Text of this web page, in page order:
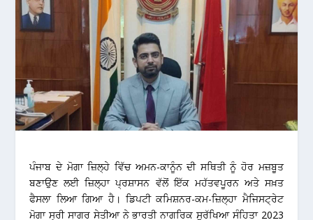
ਪੰਜਾਬ ਦੇ ਮੋਗਾ ਜ਼ਿਲ੍ਹੇ ਵਿੱਚ ਅਮਨ-ਕਾਨੂੰਨ ਦੀ ਸਥਿਤੀ ਨੂੰ ਹੋਰ ਮਜ਼ਬੂਤ
ਬਣਾਉਣ ਲਈ ਜ਼ਿਲ੍ਹਾ ਪ੍ਰਸ਼ਾਸਨ ਵੱਲੋਂ ਇੱਕ ਮਹੱਤਵਪੂਰਨ ਅਤੇ ਸਖ਼ਤ
ਫੈਸਲਾ ਲਿਆ ਗਿਆ ਹੈ। ਡਿਪਟੀ ਕਮਿਸ਼ਨਰ-ਕਮ-ਜ਼ਿਲ੍ਹਾ ਮੈਜਿਸਟ੍ਰੇਟ
ਮੋਗਾ ਸ੍ਰੀ ਸਾਗਰ ਸੇਤੀਆ ਨੇ ਭਾਰਤੀ ਨਾਗਰਿਕ ਸੁਰੱਖਿਆ ਸੰਹਿਤਾ 2023